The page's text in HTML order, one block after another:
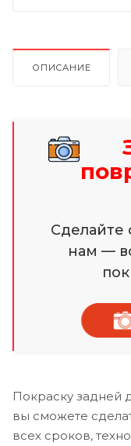
ОПИСАНИЕ
Сделайте
нам —
Покраску задней
вы сможете
всех сроков,